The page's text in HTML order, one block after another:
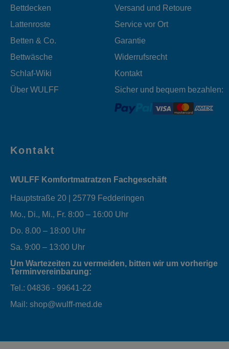
Bettdecken
Lattenroste
Betten & Co.
Bettwäsche
Schlaf-Wiki
Über WULFF
Versand und Retoure
Service vor Ort
Garantie
Widerrufsrecht
Kontakt
Sicher und bequem bezahlen:
Kontakt
WULFF Komfortmatratzen Fachgeschäft
Hauptstraße 20 | 25779 Fedderingen
Mo., Di., Mi., Fr. 8:00 – 16:00 Uhr
Do. 8.00 – 18:00 Uhr
Sa. 9:00 – 13:00 Uhr
Um Wartezeiten zu vermeiden, bitten wir um vorherige
Terminvereinbarung:
Tel.: 04836 - 99641-22
Mail: shop@wulff-med.de